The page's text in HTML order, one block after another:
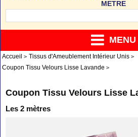
MENU
METRE
Accueil
Tissus d'Ameublement Intérieur Unis
Coupon Tissu Velours Lisse Lavande
Coupon Tissu Velours Lisse
Les 2 mètres